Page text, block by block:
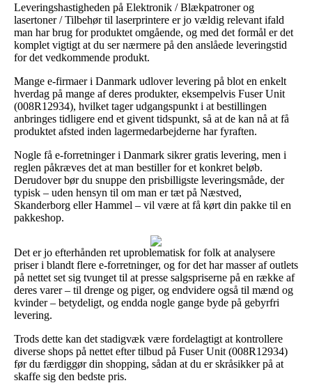
Leveringshastigheden på Elektronik / Blækpatroner og
lasertoner / Tilbehør til laserprintere er jo vældig relevant ifald
man har brug for produktet omgående, og med det formål er det
komplet vigtigt at du ser nærmere på den anslåede leveringstid
for det vedkommende produkt.
Mange e-firmaer i Danmark udlover levering på blot en enkelt
hverdag på mange af deres produkter, eksempelvis Fuser Unit
(008R12934), hvilket tager udgangspunkt i at bestillingen
anbringes tidligere end et givent tidspunkt, så at de kan nå at få
produktet afsted inden lagermedarbejderne har fyraften.
Nogle få e-forretninger i Danmark sikrer gratis levering, men i
reglen påkræves det at man bestiller for et konkret beløb.
Derudover bør du snuppe den prisbilligste leveringsmåde, der
typisk – uden hensyn til om man er tæt på Næstved,
Skanderborg eller Hammel – vil være at få kørt din pakke til en
pakkeshop.
Det er jo efterhånden ret uproblematisk for folk at analysere
priser i blandt flere e-forretninger, og for det har masser af outlets
på nettet set sig tvunget til at presse salgspriserne på en række af
deres varer – til drenge og piger, og endvidere også til mænd og
kvinder – betydeligt, og endda nogle gange byde på gebyrfri
levering.
Trods dette kan det stadigvæk være fordelagtigt at kontrollere
diverse shops på nettet efter tilbud på Fuser Unit (008R12934)
før du færdiggør din shopping, sådan at du er skråsikker på at
skaffe sig den bedste pris.